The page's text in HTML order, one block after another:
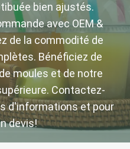
bien ajustés.
avec OEM &
de la commodité de
Bénéficiez de
moules et de notre
Contactez-
d'informations et pour
devis!